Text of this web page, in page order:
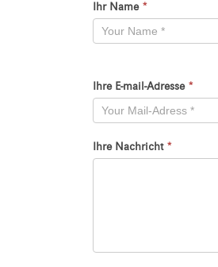
Kontaktformular
-
Ihr Name *
Ihre E-mail-Adresse *
Ihre Nachricht *